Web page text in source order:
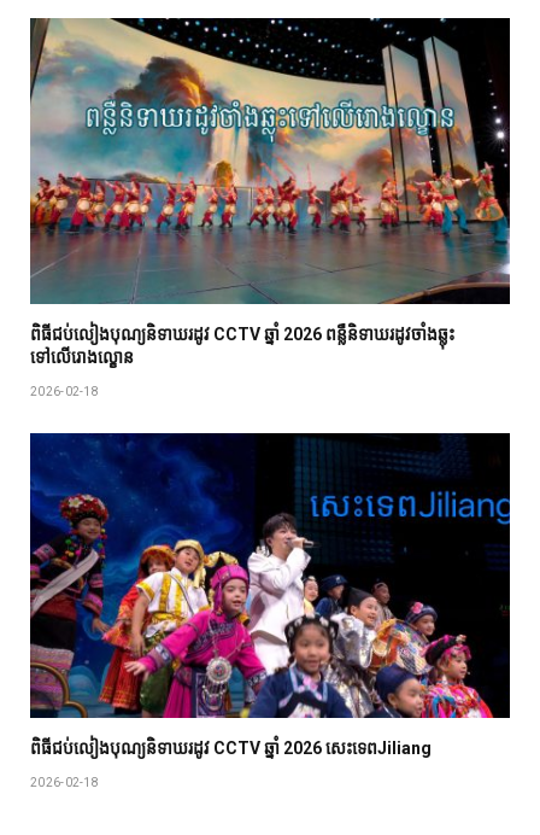
ពិធីជប់លៀង​បុណ្យ​និទាឃរដូវ CCTV ឆ្នាំ 2026 ពន្លឺនិទាឃរដូវចាំងឆ្លុះ
ទៅលើរោងល្ខោន
2026-02-18
ពិធីជប់លៀង​បុណ្យ​និទាឃរដូវ CCTV ឆ្នាំ 2026 សេះទេពJiliang
2026-02-18